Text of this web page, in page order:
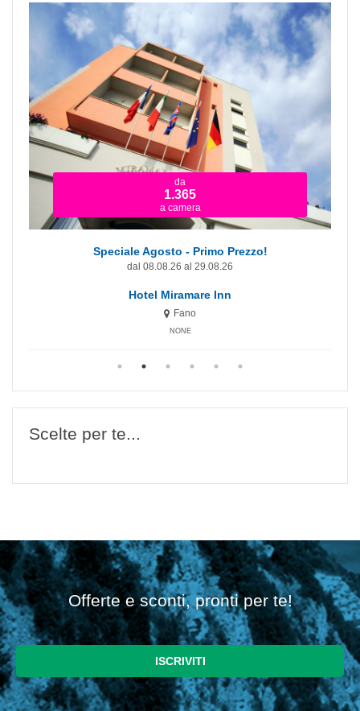
da
1.365
a camera
Speciale Agosto - Primo Prezzo!
dal 08.08.26 al 29.08.26
Hotel Miramare Inn
Fano
NONE
Scelte per te...
Offerte e sconti, pronti per te!